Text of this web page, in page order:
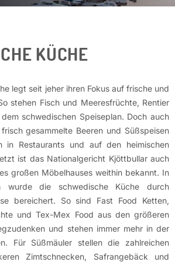
KÜCHE
legt seit jeher ihren Fokus auf frische und
stehen Fisch und Meeresfrüchte, Rentier
schwedischen Speiseplan. Doch auch
gesammelte Beeren und Süßspeisen
in Restaurants und auf den heimischen
ist das Nationalgericht Kjöttbullar auch
großen Möbelhauses weithin bekannt. In
wurde die schwedische Küche durch
bereichert. So sind Fast Food Ketten,
und Tex-Mex Food aus den größeren
und stehen immer mehr in der
Für Süßmäuler stellen die zahlreichen
Zimtschnecken, Safrangebäck und